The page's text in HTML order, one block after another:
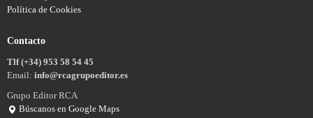
Política de Cookies
Contacto
Tlf (+34) 953 58 54 45
Email: info@rcagrupoeditor.es
Grupo Editor RCA
Búscanos en Google Maps